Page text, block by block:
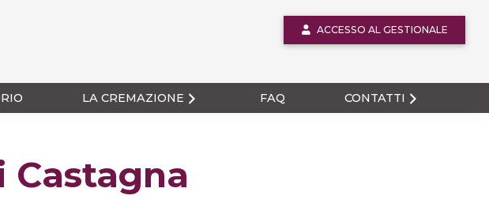
ACCESSO AL GESTIONALE
LA CREMAZIONE FAQ CONTATTI
Castagna